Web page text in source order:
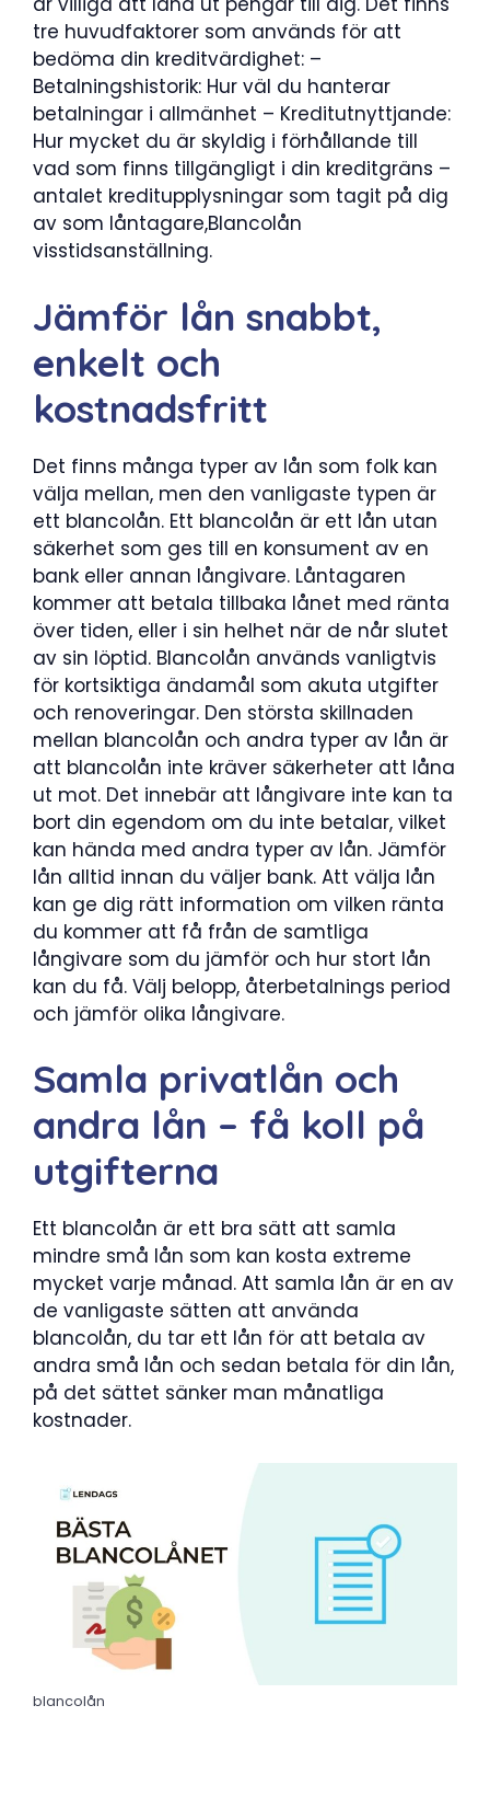
tre huvudfaktorer som används för att
bedöma din kreditvärdighet: –
Betalningshistorik: Hur väl du hanterar
betalningar i allmänhet – Kreditutnyttjande:
Hur mycket du är skyldig i förhållande till
vad som finns tillgängligt i din kreditgräns –
antalet kreditupplysningar som tagit på dig
av som låntagare,Blancolån
visstidsanställning.
Jämför lån snabbt,
enkelt och
kostnadsfritt
Det finns många typer av lån som folk kan
välja mellan, men den vanligaste typen är
ett blancolån. Ett blancolån är ett lån utan
säkerhet som ges till en konsument av en
bank eller annan långivare. Låntagaren
kommer att betala tillbaka lånet med ränta
över tiden, eller i sin helhet när de når slutet
av sin löptid. Blancolån används vanligtvis
för kortsiktiga ändamål som akuta utgifter
och renoveringar. Den största skillnaden
mellan blancolån och andra typer av lån är
att blancolån inte kräver säkerheter att låna
ut mot. Det innebär att långivare inte kan ta
bort din egendom om du inte betalar, vilket
kan hända med andra typer av lån. Jämför
lån alltid innan du väljer bank. Att välja lån
kan ge dig rätt information om vilken ränta
du kommer att få från de samtliga
långivare som du jämför och hur stort lån
kan du få. Välj belopp, återbetalnings period
och jämför olika långivare.
Samla privatlån och
andra lån – få koll på
utgifterna
Ett blancolån är ett bra sätt att samla
mindre små lån som kan kosta extreme
mycket varje månad. Att samla lån är en av
de vanligaste sätten att använda
blancolån, du tar ett lån för att betala av
andra små lån och sedan betala för din lån,
på det sättet sänker man månatliga
kostnader.
blancolån